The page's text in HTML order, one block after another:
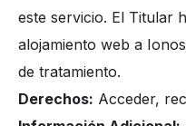
este servicio. El Titular
alojamiento web a
de tratamiento.
Derechos: Acceder,